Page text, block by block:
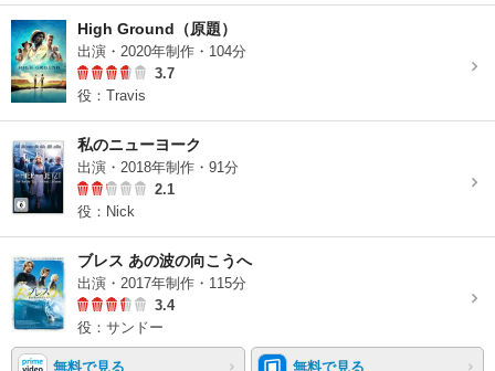
High Ground（原題）
出演・2020年制作・104分
3.7
役：Travis
私のニューヨーク
出演・2018年制作・91分
2.1
役：Nick
ブレス あの波の向こうへ
出演・2017年制作・115分
3.4
役：サンドー
無料で見る 無料で見る